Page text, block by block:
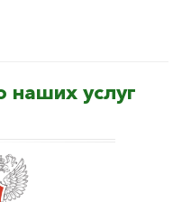
наших услуг